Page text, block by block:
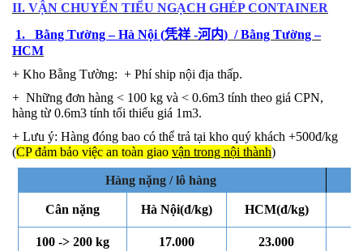
II. VẬN CHUYỂN TIỂU NGẠCH GHÉP CONTAINER
1. Bằng Tường – Hà Nội (凭祥 -河内) / Bằng Tường –
HCM
+ Kho Bằng Tường: + Phí ship nội địa thấp.
+ Những đơn hàng < 100 kg và < 0.6m3 tính theo giá CPN,
hàng từ 0.6m3 tính tối thiểu giá 1m3.
+ Lưu ý: Hàng đóng bao có thể trả tại kho quý khách +500đ/kg
(CP đảm bảo việc an toàn giao vận trong nội thành)
Hàng nặng / lô hàng
Cân nặng Hà Nội(đ/kg) HCM(đ/kg)
100 -> 200 kg 17.000 23.000